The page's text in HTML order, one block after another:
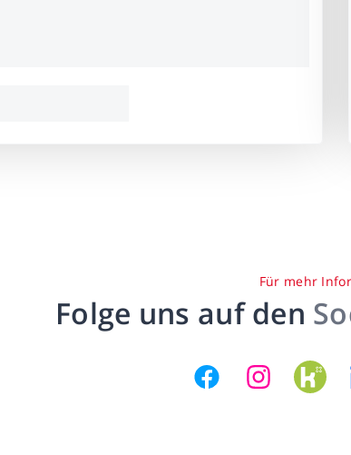
Für mehr
Folge uns auf den